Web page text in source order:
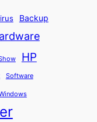
Backup
HP
Software